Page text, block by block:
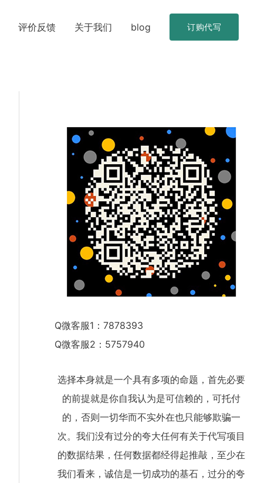
评价反馈 关于我们 blog 订购代写
Q微客服1：7878393
Q微客服2：5757940
选择本身就是一个具有多项的命题，首先必要
的前提就是你自我认为是可信赖的，可托付
的，否则一切华而不实外在也只能够欺骗一
次。我们没有过分的夸大任何有关于代写项目
的数据结果，任何数据都经得起推敲，至少在
我们看来，诚信是一切成功的基石，过分的夸